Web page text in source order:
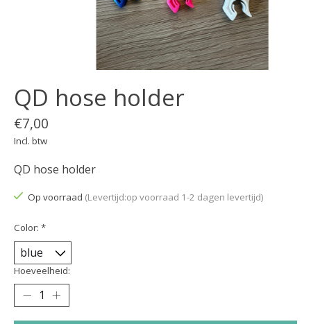
QD hose holder
€7,00
Incl. btw
QD hose holder
Op voorraad (Levertijd:op voorraad 1-2 dagen levertijd)
Color: *
Hoeveelheid: